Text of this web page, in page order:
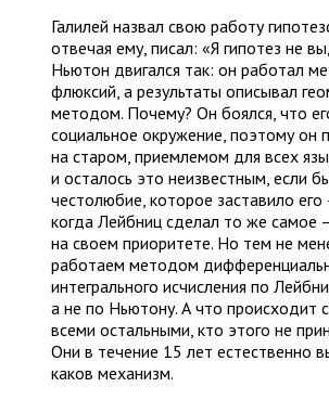
Галилей назвал свою работу
отвечая ему, писал: «Я гипотез не
Ньютон двигался так: он работал
флюксий, а результаты описывал
методом. Почему? Он боялся, что
социальное окружение, поэтому он
на старом, приемлемом для всех
и осталось это неизвестным, если
честолюбие, которое заставило его
когда Лейбниц сделал то же самое
на своем приоритете. Но тем не
работаем методом
интегрального исчисления по
а не по Ньютону. А что происходит
всеми остальными, кто этого не
Они в течение 15 лет естественно
каков механизм.